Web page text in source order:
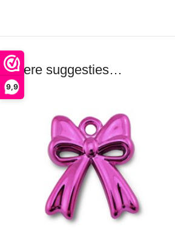
9,9
Andere suggesties…